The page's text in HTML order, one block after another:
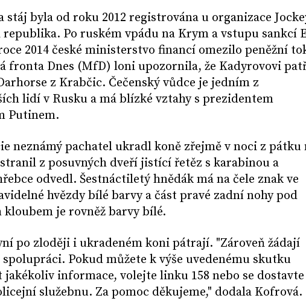
stáj byla od roku 2012 registrována u organizace
republika. Po ruském vpádu na Krym a vstupu sankcí
2014 české ministerstvo financí omezilo peněžní
fronta Dnes (MfD) loni upozornila, že Kadyrovovi
z Krabčic. Čečenský vůdce je jedním z
lidí v Rusku a má blízké vztahy s prezidentem
Putinem.
neznámý pachatel ukradl koně zřejmě v noci z pátku
z posuvných dveří jistící řetěz s karabinou a
odvedl. Šestnáctiletý hnědák má na čele znak ve
hvězdy bílé barvy a část pravé zadní nohy pod
kloubem je rovněž barvy bílé.
po zloději i ukradeném koni pátrají. "Zároveň žádají
Pokud můžete k výše uvedenému skutku
informace, volejte linku 158 nebo se
služebnu. Za pomoc děkujeme," dodala Kofrová.